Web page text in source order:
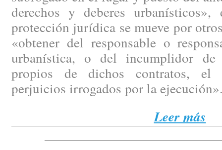
derechos y deberes
protección jurídica se mueve por
«obtener del responsable o
urbanística, o del incumplidor
propios de dichos contratos, el
perjuicios irrogados por la
Leer más